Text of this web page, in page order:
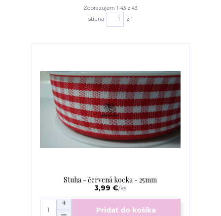
Zobrazujem 1-43 z 43
strana
z 1
Stuha - červená kocka - 25mm
3,99 €/ks
Pridať do košíka